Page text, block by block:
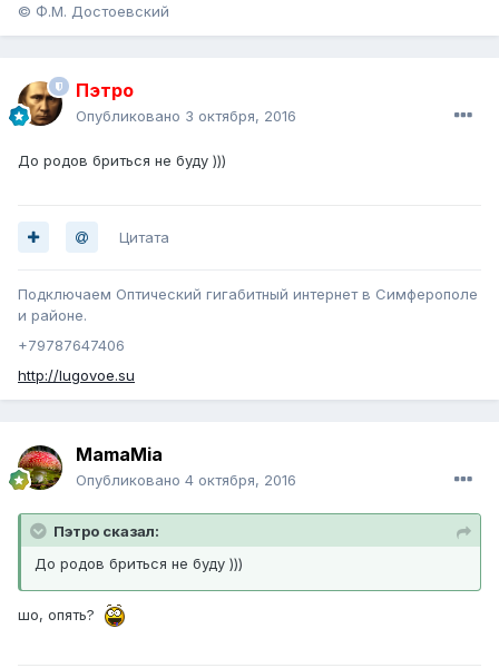
© Ф.М. Достоевский
Пэтро
Опубликовано 3 октября, 2016
До родов бриться не буду )))
Цитата
Подключаем Оптический гигабитный интернет в Симферополе
и районе.
+79787647406
http://lugovoe.su
MamaMia
Опубликовано 4 октября, 2016
Пэтро сказал:
До родов бриться не буду )))
шо, опять?